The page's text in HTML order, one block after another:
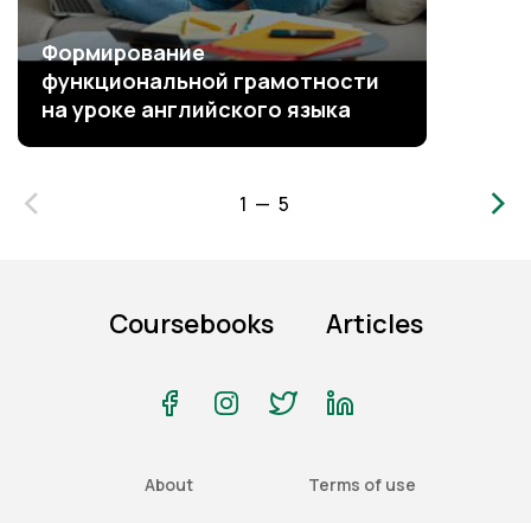
Формирование
функциональной грамотности
на уроке английского языка
‹ ›
1 — 5
Coursebooks Articles
About Terms of use